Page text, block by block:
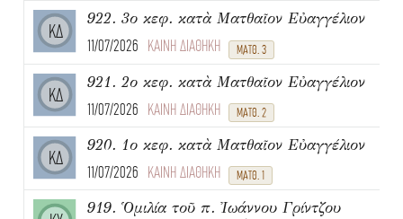
ΚΔ
922. 3ο κεφ. κατὰ Ματθαῖον Εὐαγγέλιον
11/07/2026 ΚΑΙΝΗ ΔΙΑΘΗΚΗ ΜΑΤΘ. 3
ΚΔ
921. 2ο κεφ. κατὰ Ματθαῖον Εὐαγγέλιον
11/07/2026 ΚΑΙΝΗ ΔΙΑΘΗΚΗ ΜΑΤΘ. 2
ΚΔ
920. 1ο κεφ. κατὰ Ματθαῖον Εὐαγγέλιον
11/07/2026 ΚΑΙΝΗ ΔΙΑΘΗΚΗ ΜΑΤΘ. 1
919. Ὁμιλία τοῦ π. Ἰωάννου Γρίντζου